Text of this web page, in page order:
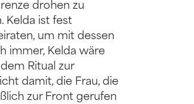
drohen zu
Kelda ist fest
um mit dessen
immer, Kelda wäre
Ritual zur
damit, die Frau, die
zur Front gerufen